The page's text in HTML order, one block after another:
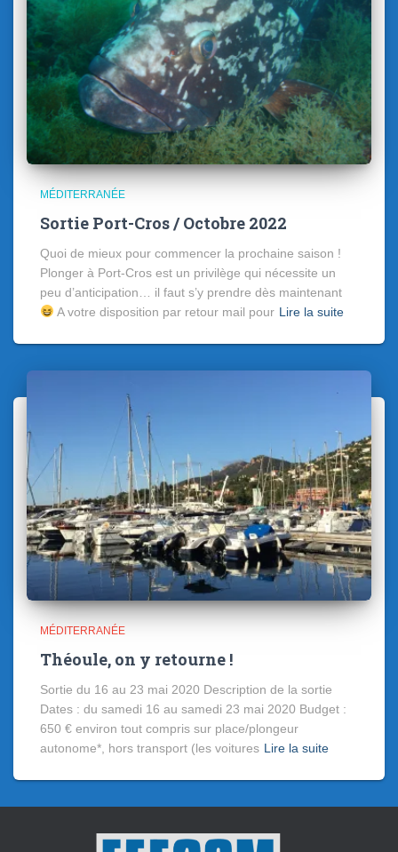
MÉDITERRANÉE
Sortie Port-Cros / Octobre 2022
Quoi de mieux pour commencer la prochaine saison !
Plonger à Port-Cros est un privilège qui nécessite un
peu d’anticipation… il faut s’y prendre dès maintenant
A votre disposition par retour mail pour Lire la suite
MÉDITERRANÉE
Théoule, on y retourne !
Sortie du 16 au 23 mai 2020 Description de la sortie
Dates : du samedi 16 au samedi 23 mai 2020 Budget :
650 € environ tout compris sur place/plongeur
autonome*, hors transport (les voitures Lire la suite